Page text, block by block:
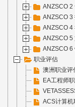
ANZSCO 2
ANZSCO 3
ANZSCO 4
ANZSCO 5
ANZSCO 6
职业评估
澳洲职业评
EA工程师
ACS计算机